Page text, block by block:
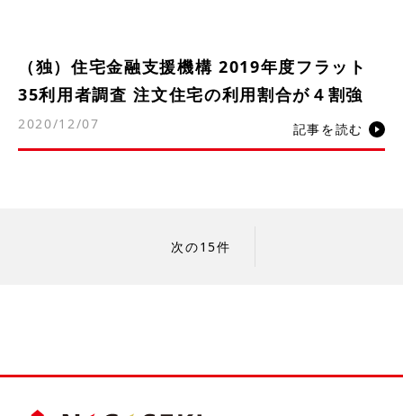
（独）住宅金融支援機構 2019年度フラット
35利用者調査 注文住宅の利用割合が４割強
2020/12/07 記事を読む
次の15件